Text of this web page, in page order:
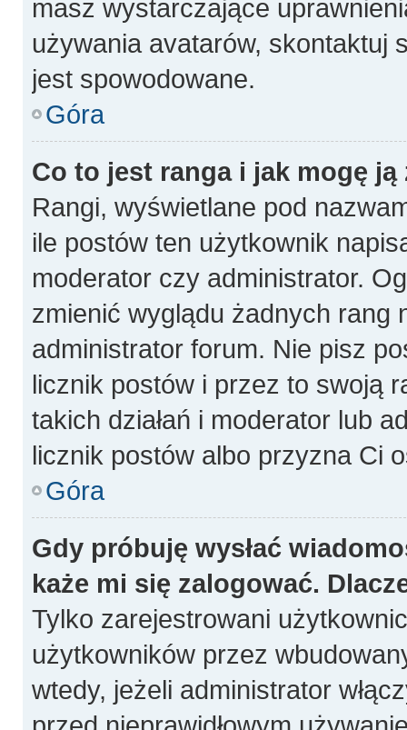
masz wystarczające
używania avatarów, skontaktuj
jest spowodowane.
Góra
Co to jest ranga i jak mogę ją
Rangi, wyświetlane pod
ile postów ten użytkownik
moderator czy administrator.
zmienić wyglądu żadnych rang
administrator forum. Nie pisz
licznik postów i przez to swoją
takich działań i moderator lub
licznik postów albo przyzna Ci
Góra
Gdy próbuję wysłać
każe mi się zalogować.
Tylko zarejestrowani
użytkowników przez
wtedy, jeżeli administrator